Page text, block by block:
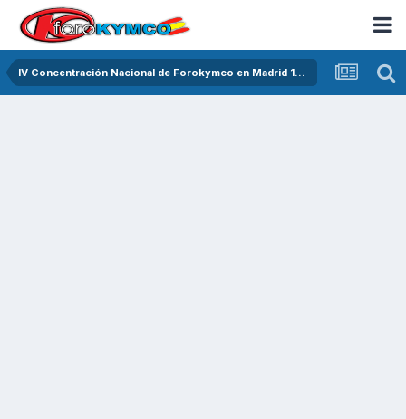
IV Concentración Nacional de Forokymco en Madrid 13 de junio del 2015